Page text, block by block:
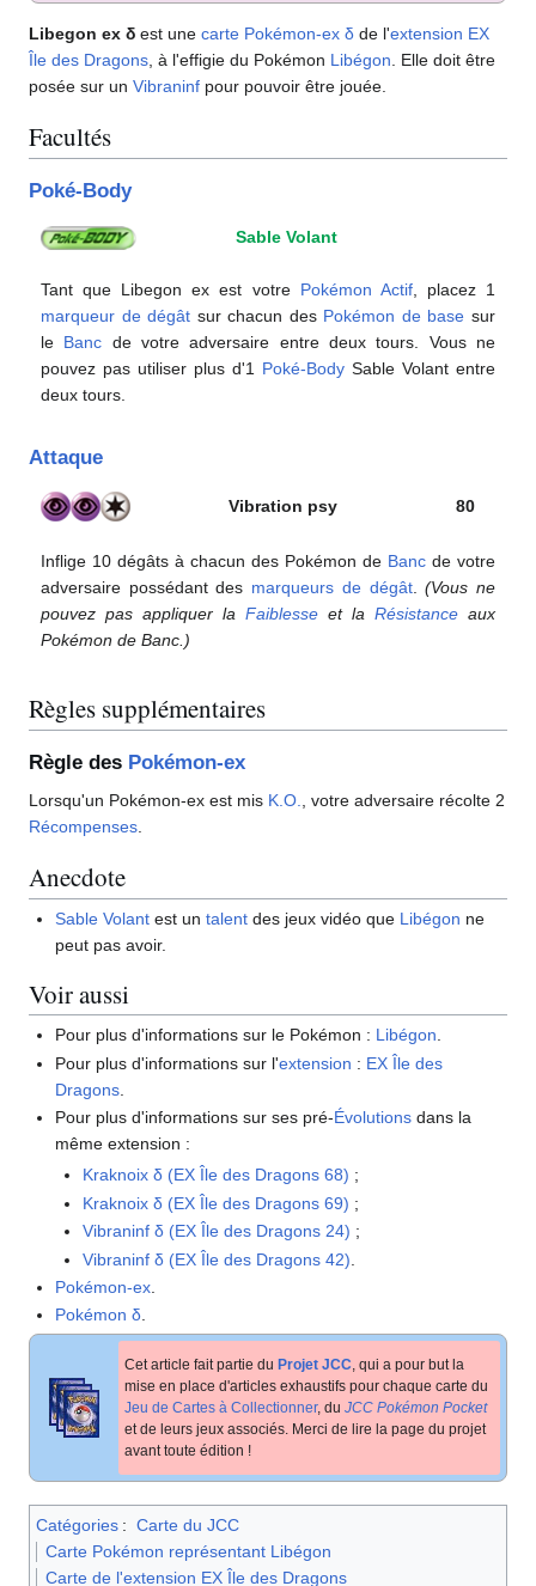
Libegon ex δ est une carte Pokémon-ex δ de l'extension EX
Île des Dragons , à l'effigie du Pokémon Libégon . Elle doit être
posée sur un Vibraninf pour pouvoir être jouée.
Facultés
Poké-Body
Sable Volant
Tant que Libegon ex est votre Pokémon Actif, placez 1
marqueur de dégât sur chacun des Pokémon de base sur
le Banc de votre adversaire entre deux tours. Vous ne
pouvez pas utiliser plus d'1 Poké-Body Sable Volant entre
deux tours.
Attaque
Vibration psy 80
Inflige 10 dégâts à chacun des Pokémon de Banc de votre
adversaire possédant des marqueurs de dégât.(Vous ne
pouvez pas appliquer la Faiblesse et la Résistance aux
Pokémon de Banc.)
Règles supplémentaires
Règle des Pokémon-ex
Lorsqu'un Pokémon-ex est mis K.O.
, votre adversaire récolte 2
Récompenses
Anecdote
Sable Volant est untalent des jeux vidéo que Libégon ne
peut pas avoir.
Voir aussi
Pour plus d'informations sur le Pokémon : Libégon.
Pour plus d'informations sur l'extension : EX Île des
Dragons
Pour plus d'informations sur ses pré-Évolutions dans la
même extension :
Kraknoix δ (EX Île des Dragons 68) ;
Kraknoix δ (EX Île des Dragons 69) ;
Vibraninf δ (EX Île des Dragons 24) ;
Vibraninf δ (EX Île des Dragons 42)
Pokémon-ex
Pokémon δ.
Cet article fait partie du Projet JCC, qui a pour but la
mise en place d'articles exhaustifs pour chaque carte du
Jeu de Cartes à Collectionner, du JCC Pokémon Pocket
et de leurs jeux associés. Merci de lire la page du projet
avant toute édition !
Catégories : Carte du JCC
Carte Pokémon représentant Libégon
Carte de l'extension EX Île des Dragons